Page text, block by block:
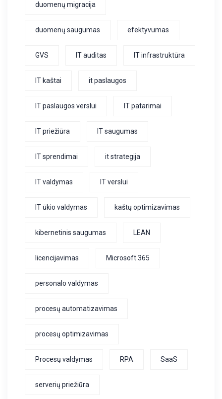
duomenų migracija
duomenų saugumas efektyvumas
GVS IT auditas IT infrastruktūra
IT kaštai it paslaugos
IT paslaugos verslui IT patarimai
IT priežiūra IT saugumas
IT sprendimai it strategija
IT valdymas IT verslui
IT ūkio valdymas kaštų optimizavimas
kibernetinis saugumas LEAN
licencijavimas Microsoft 365
personalo valdymas
procesų automatizavimas
procesų optimizavimas
Procesų valdymas RPA SaaS
serverių priežiūra